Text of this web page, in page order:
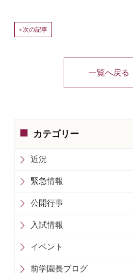
< 次の記事
一覧へ戻る
カテゴリー
近況
緊急情報
公開行事
入試情報
イベント
前学園長ブログ